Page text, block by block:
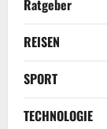
Ratgeber
REISEN
SPORT
TECHNOLOGIE